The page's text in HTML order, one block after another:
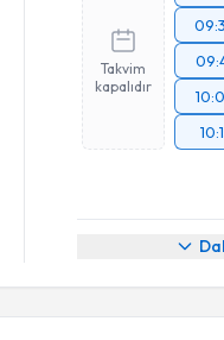
Takvim
kapalıdır